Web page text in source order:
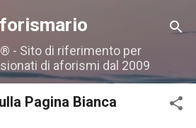
contenuti principali
- Sito di riferimento per
di aforismi dal 2009
Pagina Bianca